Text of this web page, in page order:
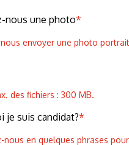
nous une photo*
envoyer une photo
des fichiers : 300 MB.
je suis candidat?*
nous en quelques phrases